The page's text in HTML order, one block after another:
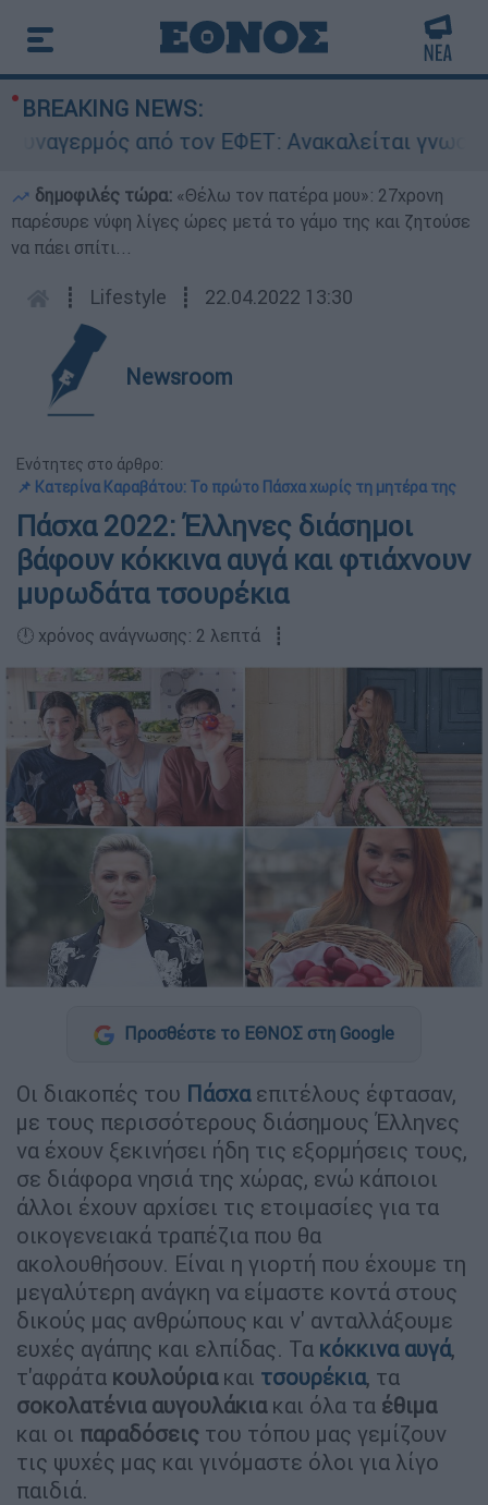
BREAKING NEWS:
από τον ΕΦΕΤ: Ανακαλείται γνωστή
δημοφιλές τώρα: «Θέλω τον πατέρα μου»: 27χρονη
παρέσυρε νύφη λίγες ώρες μετά το γάμο της και ζητούσε
να πάει σπίτι...
┋ Lifestyle ┋ 22.04.2022 13:30
Newsroom
Ενότητες στο άρθρο:
📌 Κατερίνα Καραβάτου: Το πρώτο Πάσχα χωρίς τη μητέρα της
Πάσχα 2022: Έλληνες διάσημοι
βάφουν κόκκινα αυγά και φτιάχνουν
μυρωδάτα τσουρέκια
🕛 χρόνος ανάγνωσης: 2 λεπτά ┋
Προσθέστε το ΕΘΝΟΣ στη Google
Οι διακοπές του Πάσχαεπιτέλους έφτασαν,
με τους περισσότερους διάσημους Έλληνες
να έχουν ξεκινήσει ήδη τις εξορμήσεις τους,
σε διάφορα νησιά της χώρας, ενώ κάποιοι
άλλοι έχουν αρχίσει τις ετοιμασίες για τα
οικογενειακά τραπέζια που θα
ακολουθήσουν. Είναι η γιορτή που έχουμε τη
μεγαλύτερη ανάγκη να είμαστε κοντά στους
δικούς μας ανθρώπους και ν' ανταλλάξουμε
ευχές αγάπης και ελπίδας. Τα κόκκινα αυγά,
τ'αφράτα κουλούριακαι τσουρέκια, τα
σοκολατένια αυγουλάκιακαι όλα τα έθιμα
και οι παραδόσεις του τόπου μας γεμίζουν
τις ψυχές μας και γινόμαστε όλοι για λίγο
παιδιά.